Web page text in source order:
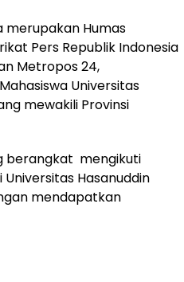
merupakan Humas
Pers Republik Indonesia
Metropos 24,
Universitas
mewakili Provinsi
berangkat mengikuti
Universitas Hasanuddin
mendapatkan